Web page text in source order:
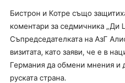
Бистрон и Котре също
коментари за седмичника „Ди
Съпредседателката на AзГ
визитата, като заяви, че е в
Германия да обмени мнения и
руската страна.